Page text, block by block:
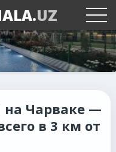
UZ
на Чарваке —
в 3 км от